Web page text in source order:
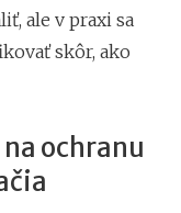
ale v praxi sa
skôr, ako
ochranu